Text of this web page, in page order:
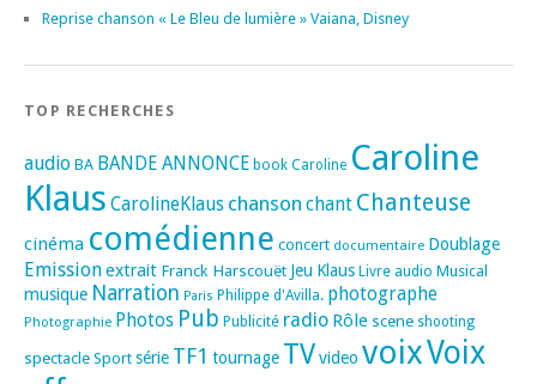
Reprise chanson « Le Bleu de lumière » Vaiana, Disney
TOP RECHERCHES
audio BA BANDE ANNONCE book Caroline Caroline
Klaus CarolineKlaus chanson chant Chanteuse
cinéma comédienne concert documentaire Doublage
Emissionextrait Franck Harscouët Jeu Klaus Livre audio Musical
musique Narration Paris Philippe d'Avilla. photographe
Photographie Photos Pub Publicité radio Rôle scene shooting
spectacle Sport série TF1 tournage TVvideo voixVoix